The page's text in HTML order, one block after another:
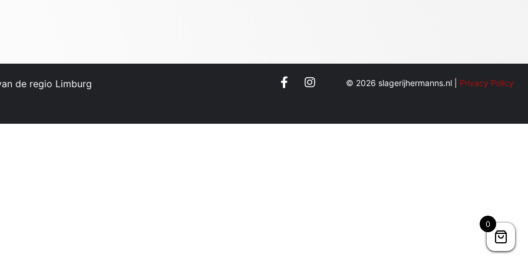
de regio Limburg © 2026 slagerijhermanns.nl | Privacy Policy
0